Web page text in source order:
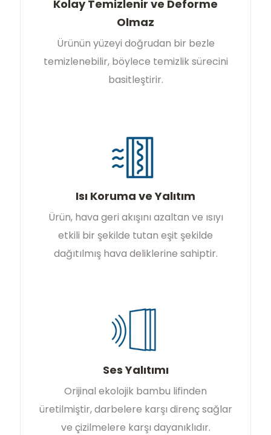
Kolay Temizlenir ve Deforme
Olmaz
Ürünün yüzeyi doğrudan bir bezle
temizlenebilir, böylece temizlik sürecini
basitleştirir.
Isı Koruma ve Yalıtım
Ürün, hava geri akışını azaltan ve ısıyı
etkili bir şekilde tutan eşit şekilde
dağıtılmış hava deliklerine sahiptir.
Ses Yalıtımı
Orijinal ekolojik bambu lifinden
üretilmiştir, darbelere karşı direnç sağlar
ve çizilmelere karşı dayanıklıdır.